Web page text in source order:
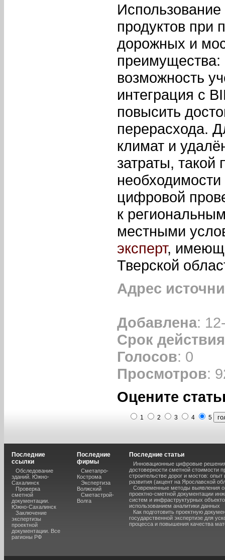
продуктов при
дорожных и
преимущества:
возможность
интеграция с
повысить
перерасхода.
климат и
затраты, такой
цифровой
к
местными
эксперт,
Тверской
Адрес
Добавлена:
Срок действия
Голосов: 0
Просмотров:
Оцените
1 2 3 4 5
Последние
ссылки
Обследование
зданий. Южно-
Сахалинск
Проверка
сметной
документации.
Южно-Сахалинск
Заключение
экспертизы
проектной
документации. Все
рагионы РФ
Последние
фирмы
Сметапро-
Кострома
Экспертиза
Волжский
Сметастрой-
Волга
Последние статьи
Инновационные цифровые
достоверности сметной стоимости
строительстве дорог и мостов: опыт
развития (акцент на Ярославской
Современные методы выявления
проектно-сметной документации
систем и инфраструктурных
использованием аналитики данных
Как подготовить проектную
государственной экспертизе для
процесса и повышения качества